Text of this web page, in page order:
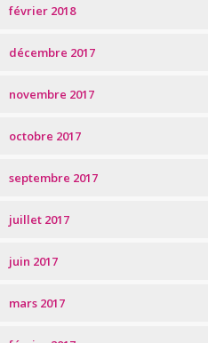
février 2018
décembre 2017
novembre 2017
octobre 2017
septembre 2017
juillet 2017
juin 2017
mars 2017